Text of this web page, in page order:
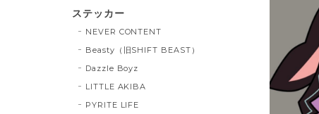
ステッカー
NEVER CONTENT
Beasty（旧SHIFT BEAST）
Dazzle Boyz
LITTLE AKIBA
PYRITE LIFE